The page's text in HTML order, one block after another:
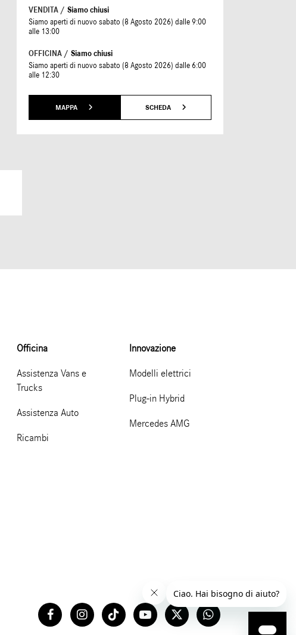
VENDITA / Siamo chiusi
Siamo aperti di nuovo sabato (8 Agosto 2026) dalle 9:00
alle 13:00
OFFICINA / Siamo chiusi
Siamo aperti di nuovo sabato (8 Agosto 2026) dalle 6:00
alle 12:30
MAPPA SCHEDA
Officina
Assistenza Vans e
Trucks
Assistenza Auto
Ricambi
Innovazione
Modelli elettrici
Plug-in Hybrid
Mercedes AMG